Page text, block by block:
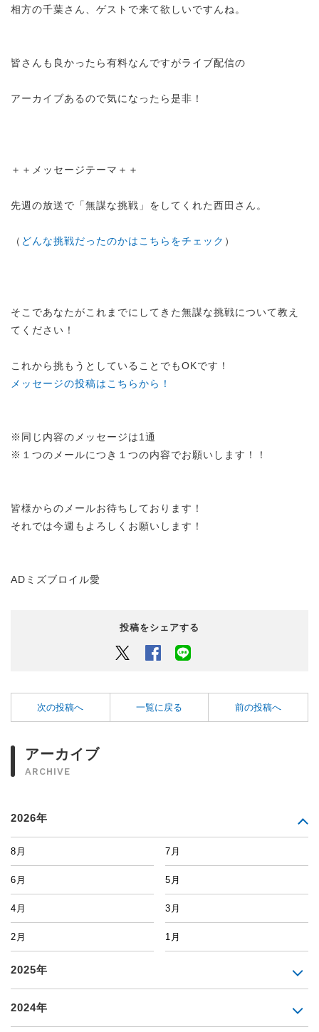
相方の千葉さん、ゲストで来て欲しいですんね。
皆さんも良かったら有料なんですがライブ配信の
アーカイブあるので気になったら是非！
＋＋メッセージテーマ＋＋
先週の放送で「無謀な挑戦」をしてくれた西田さん。
（ どんな挑戦だったのかはこちらをチェック ）
そこであなたがこれまでにしてきた無謀な挑戦について教え
てください！
これから挑もうとしていることでもOKです！
メッセージの投稿はこちらから！
※同じ内容のメッセージは1通
※１つのメールにつき１つの内容でお願いします！！
皆様からのメールお待ちしております！
それでは今週もよろしくお願いします！
ADミズブロイル愛
投稿をシェアする
Twitter Facebook
次の投稿へ 一覧に戻る 前の投稿へ
アーカイブ
ARCHIVE
2026年
8月 7月
6月 5月
4月 3月
2月 1月
2025年
2024年